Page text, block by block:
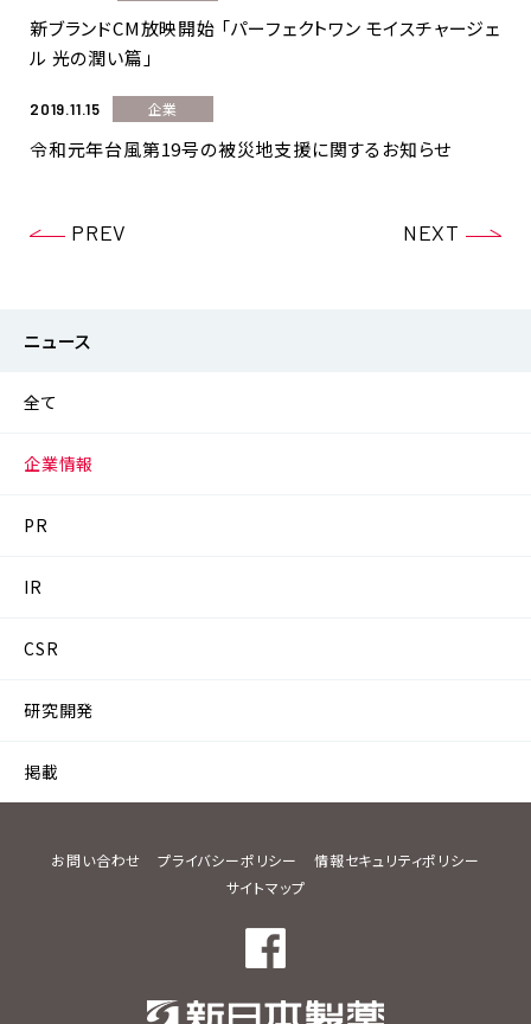
新ブランドCM放映開始 「パーフェクトワン モイスチャージェ
ル 光の潤い篇」
2019.11.15 企業
令和元年台風第19号の被災地支援に関するお知らせ
PREV NEXT
ニュース
全て
企業情報
PR
IR
CSR
研究開発
掲載
お問い合わせ プライバシーポリシー
情報セキュリティポリシー
サイトマップ